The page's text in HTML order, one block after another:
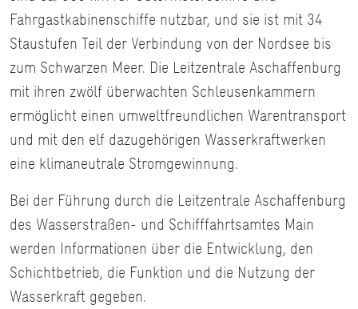
Fahrgastkabinenschiffe nutzbar, und sie ist mit 34
Staustufen Teil der Verbindung von der Nordsee bis
zum Schwarzen Meer. Die Leitzentrale Aschaffenburg
mit ihren zwölf überwachten Schleusenkammern
ermöglicht einen umweltfreundlichen Warentransport
und mit den elf dazugehörigen Wasserkraftwerken
eine klimaneutrale Stromgewinnung.
Bei der Führung durch die Leitzentrale Aschaffenburg
des Wasserstraßen- und Schifffahrtsamtes Main
werden Informationen über die Entwicklung, den
Schichtbetrieb, die Funktion und die Nutzung der
Wasserkraft gegeben.